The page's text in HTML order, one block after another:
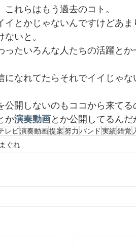
これらはもう過去のコト。
イとかじゃないんですけどあ
いと。
ったいろんな人たちの活躍と
になれてたらそれでイイじゃな
公開しないのもココから来てる
か演奏動画とか公開してるん
レビ演奏動画提案 努力 バンド 実績錯覚
ぐれ